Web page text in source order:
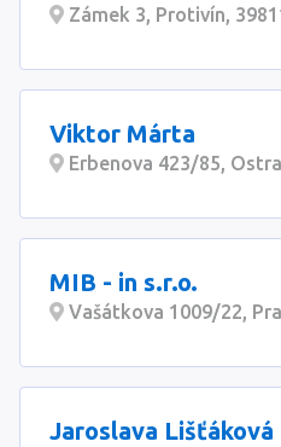
Zámek 3, Protivín,
Viktor Márta
Erbenova 423/85,
MIB - in s.r.o.
Vašátkova 1009/22,
Jaroslava Lišťáková